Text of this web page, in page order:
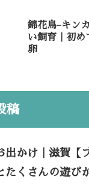
錦花鳥-キン
い飼育｜初め
卵
稿
出かけ｜滋賀【
たくさんの遊び